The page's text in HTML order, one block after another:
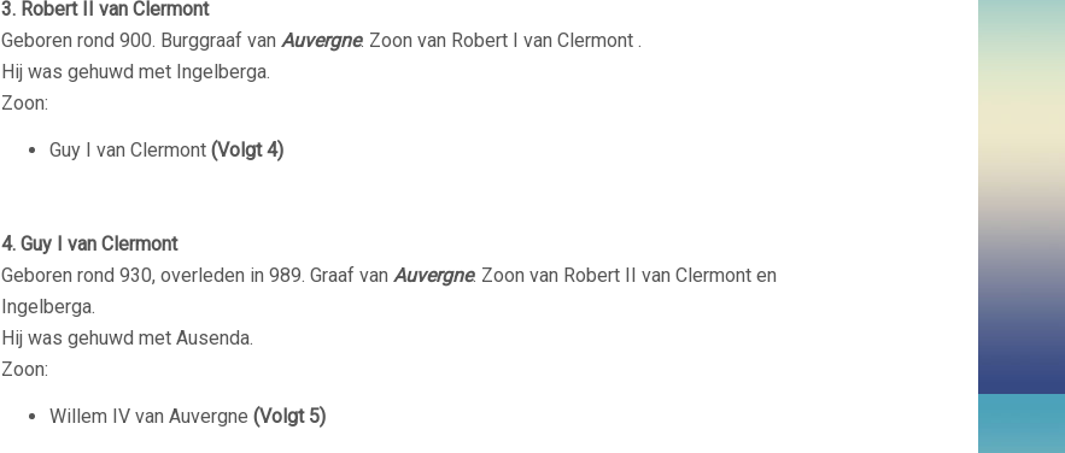
3. Robert II van Clermont
Geboren rond 900. Burggraaf van Auvergne. Zoon van Robert I van Clermont .
Hij was gehuwd met Ingelberga.
Zoon:
Guy I van Clermont (Volgt 4)
4. Guy I van Clermont
Geboren rond 930, overleden in 989. Graaf van Auvergne. Zoon van Robert II van Clermont en
Ingelberga.
Hij was gehuwd met Ausenda.
Zoon:
Willem IV van Auvergne (Volgt 5)